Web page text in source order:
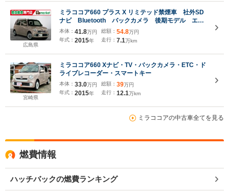
広島県
ミラココア660 プラス X リミテッド禁煙車 社外SD
ナビ Bluetooth バックカメラ 後期モデル エコ
アイドル オートエアコン LEDヘッドライト
ABS スマートキー 盗難警報装置 電動格納ミラ
ー ルーフレール
本体： 41.8万円
年式： 2015年
総額： 54.8万円
走行： 7.1万km
宮崎県
ミラココア660 Xナビ・TV・バックカメラ・ETC・ド
ライブレコーダー・スマートキー
本体： 33.0万円
年式： 2015年
総額： 39万円
走行： 12.1万km
ミラココアの中古車全てを見る
燃費情報
ハッチバックの燃費ランキング